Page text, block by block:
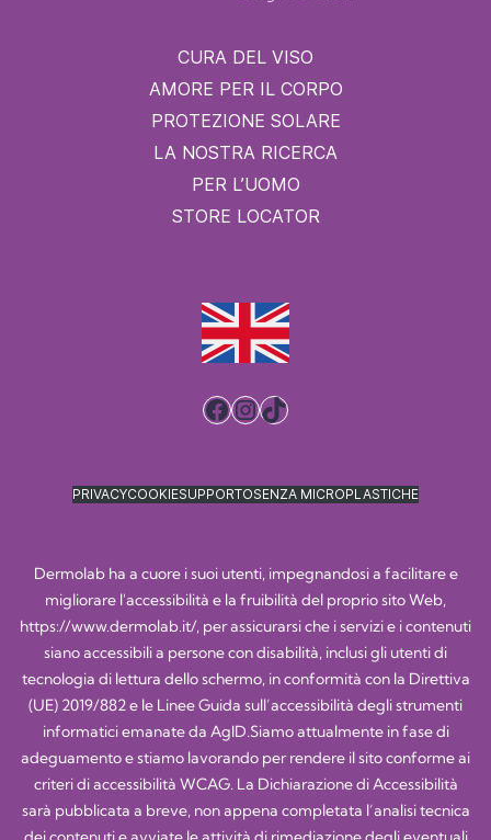
CURA DEL VISO
AMORE PER IL CORPO
PROTEZIONE SOLARE
LA NOSTRA RICERCA
PER L’UOMO
STORE LOCATOR
Facebook
Instagram
TikTok
PRIVACYCOOKIESUPPORTOSENZA MICROPLASTICHE
Dermolab ha a cuore i suoi utenti, impegnandosi a facilitare e
migliorare l'accessibilità e la fruibilità del proprio sito Web,
https://www.dermolab.it/, per assicurarsi che i servizi e i contenuti
siano accessibili a persone con disabilità, inclusi gli utenti di
tecnologia di lettura dello schermo, in conformità con la Direttiva
(UE) 2019/882 e le Linee Guida sull’accessibilità degli strumenti
informatici emanate da AgID.Siamo attualmente in fase di
adeguamento e stiamo lavorando per rendere il sito conforme ai
criteri di accessibilità WCAG. La Dichiarazione di Accessibilità
sarà pubblicata a breve, non appena completata l’analisi tecnica